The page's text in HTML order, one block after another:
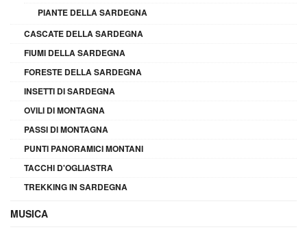
PIANTE DELLA SARDEGNA
CASCATE DELLA SARDEGNA
FIUMI DELLA SARDEGNA
FORESTE DELLA SARDEGNA
INSETTI DI SARDEGNA
OVILI DI MONTAGNA
PASSI DI MONTAGNA
PUNTI PANORAMICI MONTANI
TACCHI D'OGLIASTRA
TREKKING IN SARDEGNA
MUSICA